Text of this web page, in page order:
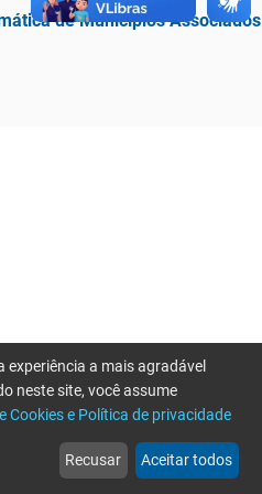
de Municípios Associados
web
Notícias
more_horiz
Mais
a mais agradável
neste site, você assume
Cookies e Política de privacidade
Recusar Aceitar todos
favor tente novamente